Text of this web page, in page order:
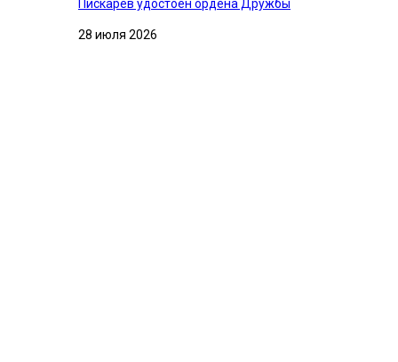
Пискарев удостоен ордена Дружбы
28 июля 2026